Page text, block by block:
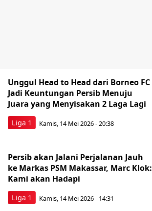
Liga 1
Unggul Head to Head dari Borneo FC
Jadi Keuntungan Persib Menuju
Juara yang Menyisakan 2 Laga Lagi
Kamis, 14 Mei 2026 - 20:38
Liga 1
Persib akan Jalani Perjalanan Jauh
ke Markas PSM Makassar, Marc Klok:
Kami akan Hadapi
Kamis, 14 Mei 2026 - 14:31